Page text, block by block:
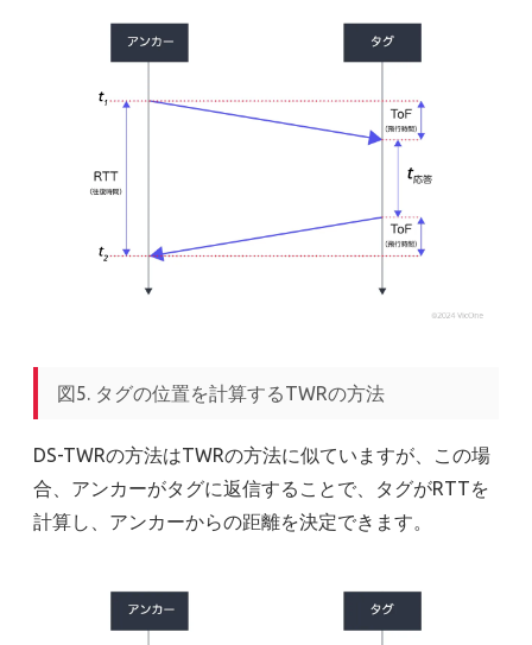
図5. タグの位置を計算するTWRの方法
DS-TWRの方法はTWRの方法に似ていますが、この場
合、アンカーがタグに返信することで、タグがRTTを
計算し、アンカーからの距離を決定できます。